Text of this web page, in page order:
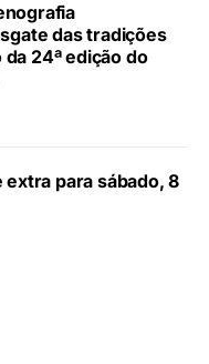
das tradições
24ª edição do
extra para sábado, 8